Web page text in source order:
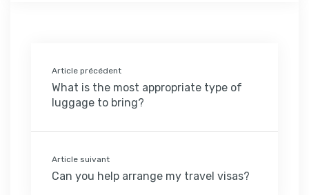
Article précédent
What is the most appropriate type of
luggage to bring?
Article suivant
Can you help arrange my travel visas?